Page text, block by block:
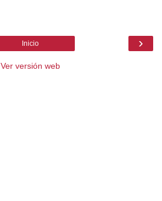
›
Inicio
Ver versión web